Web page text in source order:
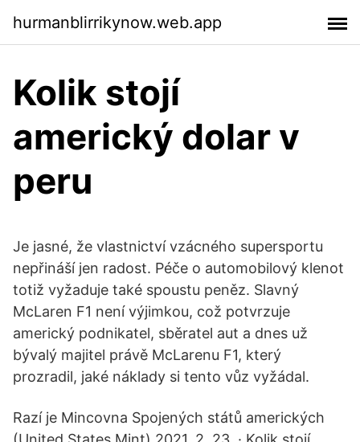
hurmanblirrikynow.web.app
Kolik stojí
americký dolar v
peru
Je jasné, že vlastnictví vzácného supersportu
nepřináší jen radost. Péče o automobilový klenot
totiž vyžaduje také spoustu peněz. Slavný
McLaren F1 není výjimkou, což potvrzuje
americký podnikatel, sběratel aut a dnes už
bývalý majitel právě McLarenu F1, který
prozradil, jaké náklady si tento vůz vyžádal.
Razí je Mincovna Spojených států amerických